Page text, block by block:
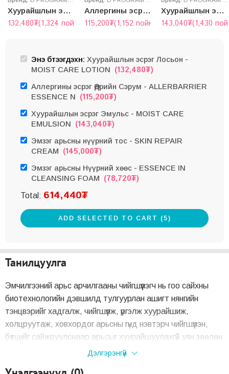
Хуурайшлын эсрэг Лосьон – MOIST CARE LOTION
132,480₮(1,324 пойнт)
Аллергины эсрэг Өдрийн Сэрум – ALLERBARRIER ESSENCE N
115,200₮(1,152 пойнт)
Хуурайшлын эсрэг Эмульс – MOIST CARE EMULSION
143,040₮(1,430
Энэ бүтээгдэхүүн: Хуурайшлын эсрэг Лосьон -
MOIST CARE LOTION (132,480₮)
Аллергины эсрэг Өдрийн Сэрум - ALLERBARRIER
ESSENCE N (115,200₮)
Хуурайшлын эсрэг Эмульс - MOIST CARE
EMULSION (143,040₮)
Эмзэг арьсны нүүрний тос - SKIN REPAIR
CREAM (145,000₮)
Эмзэг арьсны Нүүрний хөөс - ESSENCE IN
CLEANSING FOAM (78,720₮)
Total: 614,440₮
ADD SELECTED TO CART (5)
Танилцуулга
Эмчилгээний арьс арчилгааны чийгшүүлэгч нь гоо сайхны
биотехнологийн дэвшилд тулгуурлан ашигт нянгийн
тэнцвэрийг хадгалж, чийгшүүлж, үргэлж хуурайшиж,
холцруутаж, ховхордог арьсны гүнд нэвтэрч чийгшүүлэн,
бүтцийг сайжруулснаар арьсыг хуурайшуулахгүй.уян зөөлөн
Дэлгэрэнгүй